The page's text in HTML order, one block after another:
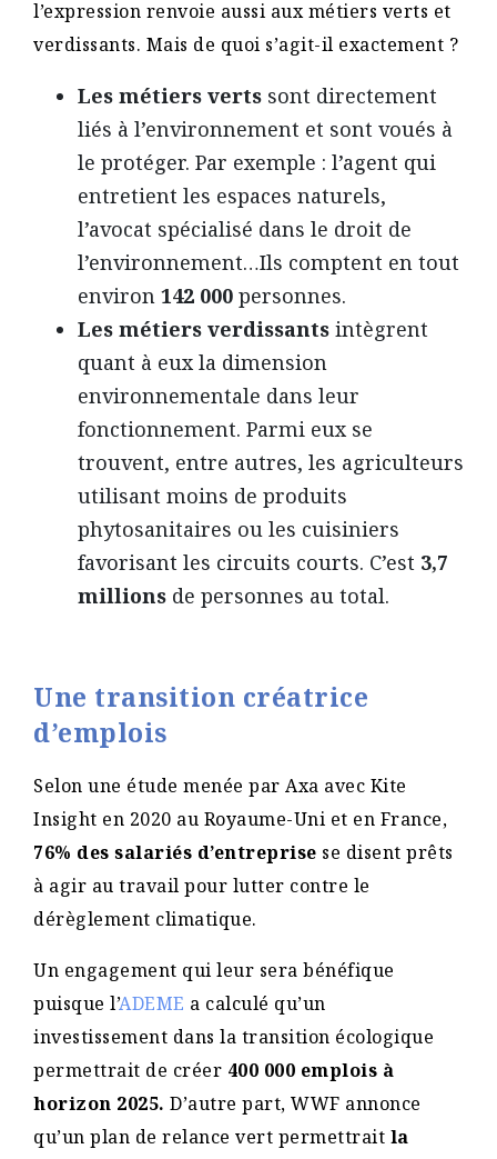
l’expression renvoie aussi aux métiers verts et
verdissants. Mais de quoi s’agit-il exactement ?
Les métiers verts sont directement
liés à l’environnement et sont voués à
le protéger. Par exemple : l’agent qui
entretient les espaces naturels,
l’avocat spécialisé dans le droit de
l’environnement…Ils comptent en tout
environ 142 000 personnes.
Les métiers verdissants intègrent
quant à eux la dimension
environnementale dans leur
fonctionnement. Parmi eux se
trouvent, entre autres, les agriculteurs
utilisant moins de produits
phytosanitaires ou les cuisiniers
favorisant les circuits courts. C’est 3,7
millions de personnes au total.
Une transition créatrice
d’emplois
Selon une étude menée par Axa avec Kite
Insight en 2020 au Royaume-Uni et en France,
76% des salariés d’entreprise se disent prêts
à agir au travail pour lutter contre le
dérèglement climatique.
Un engagement qui leur sera bénéfique
puisque l’ADEME a calculé qu’un
investissement dans la transition écologique
permettrait de créer 400 000 emplois à
horizon 2025. D’autre part, WWF annonce
qu’un plan de relance vert permettrait la